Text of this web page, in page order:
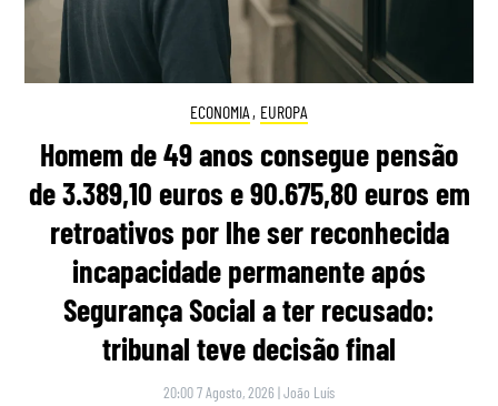
ECONOMIA , EUROPA
Homem de 49 anos consegue pensão
de 3.389,10 euros e 90.675,80 euros em
retroativos por lhe ser reconhecida
incapacidade permanente após
Segurança Social a ter recusado:
tribunal teve decisão final
20:00 7 Agosto, 2026 |João Luís